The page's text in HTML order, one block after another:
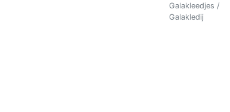
Galakleedjes /
Galakledij